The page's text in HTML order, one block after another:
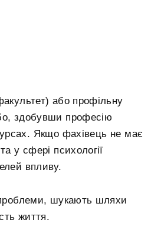
або профільну
здобувши професію
Якщо фахівець не має
у сфері психології
впливу.
проблеми, шукають шляхи
життя.